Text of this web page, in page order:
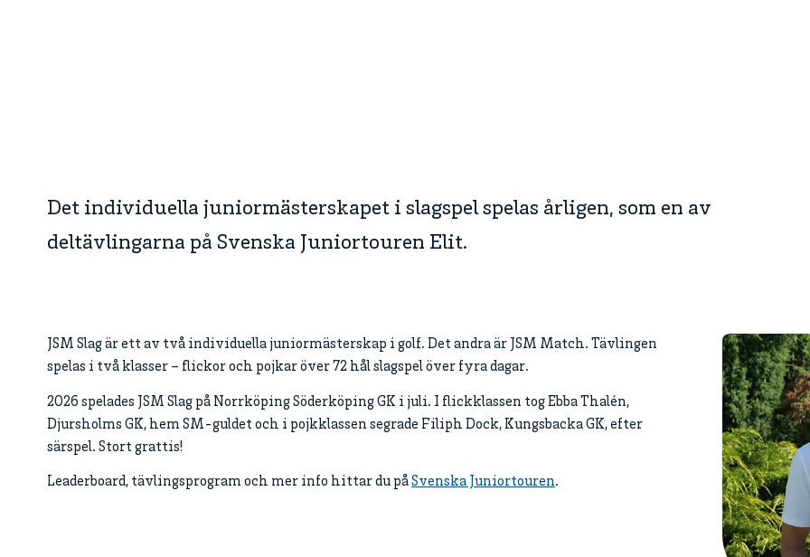
Det individuella juniormästerskapet i slagspel spelas årligen, som en av
deltävlingarna på Svenska Juniortouren Elit.
JSM Slag är ett av två individuella juniormästerskap i golf. Det andra är JSM Match. Tävlingen
spelas i två klasser – flickor och pojkar över 72 hål slagspel över fyra dagar.
2026 spelades JSM Slag på Norrköping Söderköping GK i juli. I flickklassen tog Ebba Thalén,
Djursholms GK, hem SM-guldet och i pojkklassen segrade Filiph Dock, Kungsbacka GK, efter
särspel. Stort grattis!
Leaderboard, tävlingsprogram och mer info hittar du påSvenska Juniortouren.